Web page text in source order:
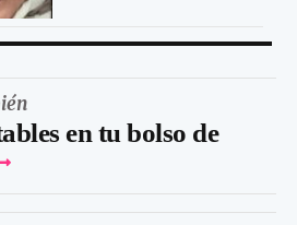
en tu bolso de